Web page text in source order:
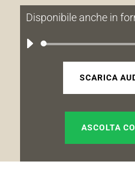
Disponibile anche in
Audio
SCARICA
ASCOLTA